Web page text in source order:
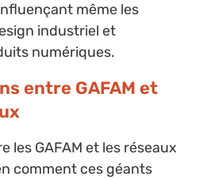
même les
industriel et
numériques.
entre GAFAM et
les GAFAM et les réseaux
comment ces géants